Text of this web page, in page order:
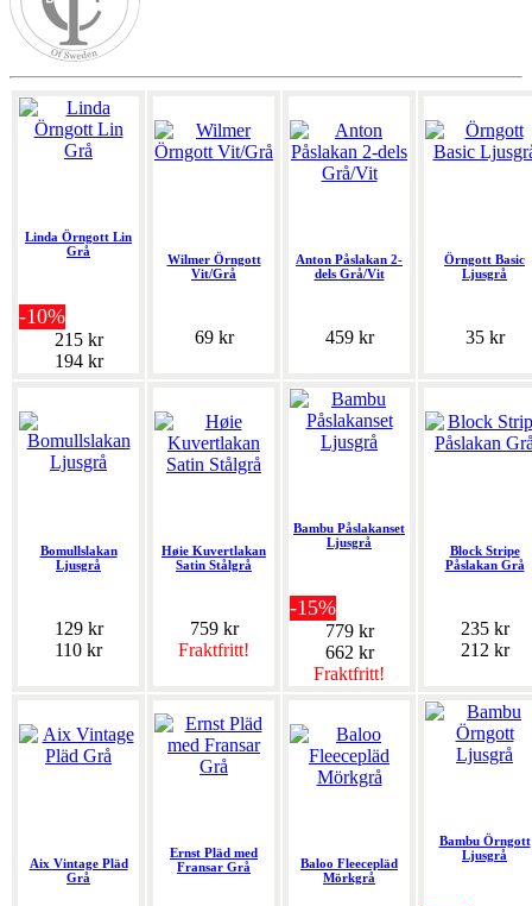
Linda Örngott Lin
Grå
-10%
215 kr
194 kr
Wilmer Örngott
Vit/Grå
69 kr
Anton Påslakan 2-
dels Grå/Vit
459 kr
Örngott Basic
Ljusgrå
35 kr
Bomullslakan
Ljusgrå
129 kr
110 kr
Høie Kuvertlakan
Satin Stålgrå
759 kr
Fraktfritt!
Bambu Påslakanset
Ljusgrå
-15%
779 kr
662 kr
Fraktfritt!
Block Stripe
Påslakan Grå
235 kr
212 kr
Aix Vintage Pläd
Grå
Ernst Pläd med
Fransar Grå
Baloo Fleecepläd
Mörkgrå
Bambu Örngott
Ljusgrå